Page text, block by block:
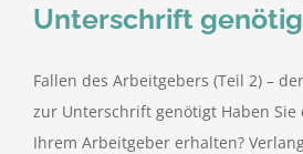
Blog
Unterschrift
Fallen des Arbeitgebers (Teil 2) –
zur Unterschrift genötigt Haben Sie
Ihrem Arbeitgeber erhalten?